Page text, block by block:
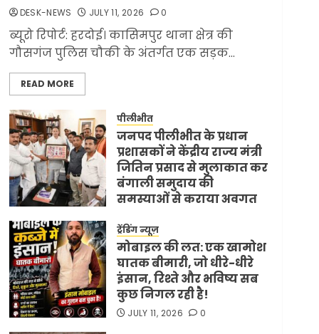
JUNE 1, 2026
3
लेख
वेतन, फिर जनता से अभद्र
व्यवहार क्यों?
JUNE 1, 2026 0
4
ट्रेंडिंग न्यूज़ विदेश
अमेरिका ने फिर से ईरान को
युद्ध समाप्त करने के लिए
भेजी अपनी 5 शर्तें
MAY 18, 2026 0
टॉप न्यूज़ ट्रेंडिंग न्यूज़
भारत-अमेरिका व्यापार
DESK-NEWS JULY 11, 2026 0
ब्यूरो रिपोर्ट: हरदोई। कासिमपुर थाना क्षेत्र की
गौसगंज पुलिस चौकी के अंतर्गत एक सड़क...
READ MORE
पीलीभीत
जनपद पीलीभीत के प्रधान
प्रशासकों ने केंद्रीय राज्य मंत्री
जितिन प्रसाद से मुलाकात कर
बंगाली समुदाय की
समस्याओं से कराया अवगत
ट्रेंडिंग न्यूज़
मोबाइल की लत: एक खामोश
घातक बीमारी, जो धीरे-धीरे
इंसान, रिश्ते और भविष्य सब
कुछ निगल रही है!
JULY 11, 2026 0